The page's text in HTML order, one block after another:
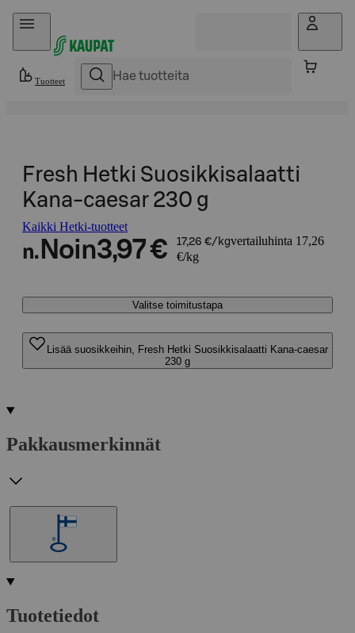
Hyppää sisältöön
Tuotteet
Fresh Hetki Suosikkisalaatti
Kana-caesar 230 g
Kaikki Hetki-tuotteet
n. Noin3,97 € 17,26 €/kgvertailuhinta 17,26
€/kg
Valitse toimitustapa
Lisää suosikkeihin, Fresh Hetki Suosikkisalaatti Kana-caesar
230 g
Pakkausmerkinnät
Tuotetiedot